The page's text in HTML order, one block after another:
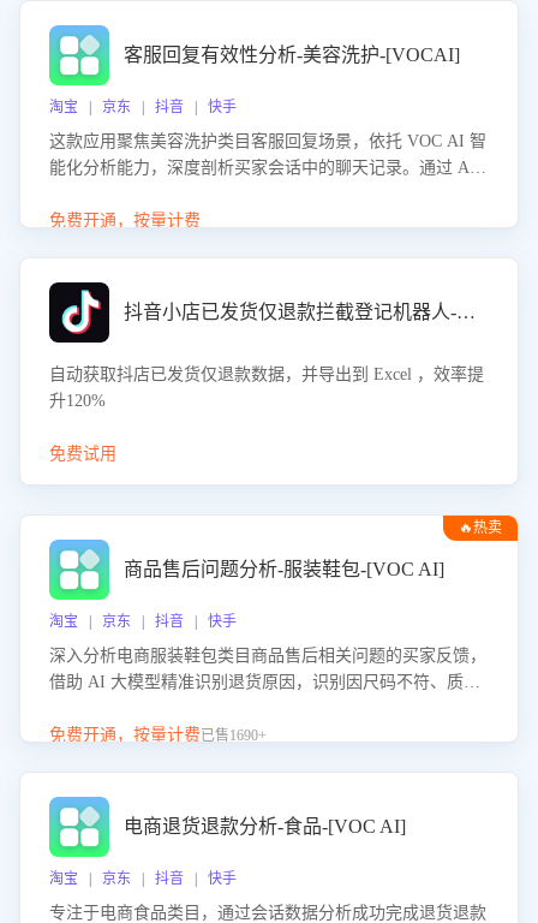
客服回复有效性分析-美容洗护-[VOCAI]
淘宝 | 京东 | 抖音 | 快手
这款应用聚焦美容洗护类目客服回复场景，依托 VOC AI 智
能化分析能力，深度剖析买家会话中的聊天记录。通过 AI
答的有效性与完整性，输出针对性改进策略，助力商家快速
免费开通，按量计费
抖音小店已发货仅退款拦截登记机器人-八爪鱼
自动获取抖店已发货仅退款数据，并导出到 Excel ，效率提
升120%
免费试用
🔥热卖
商品售后问题分析-服装鞋包-[VOC AI]
淘宝 | 京东 | 抖音 | 快手
深入分析电商服装鞋包类目商品售后相关问题的买家反馈，
借助 AI 大模型精准识别退货原因，识别因尺码不符、质量
议，助力商家优化产品或服务，实现销售额的显著提升。
免费开通，按量计费已售1690+
电商退货退款分析-食品-[VOC AI]
淘宝 | 京东 | 抖音 | 快手
专注于电商食品类目，通过会话数据分析成功完成退货退款